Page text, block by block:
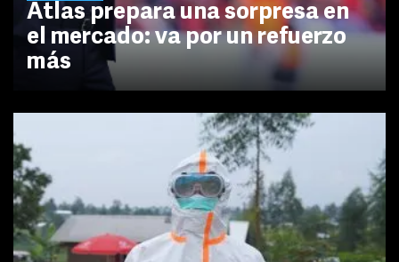
Atlas prepara una sorpresa en
el mercado: va por un refuerzo
más